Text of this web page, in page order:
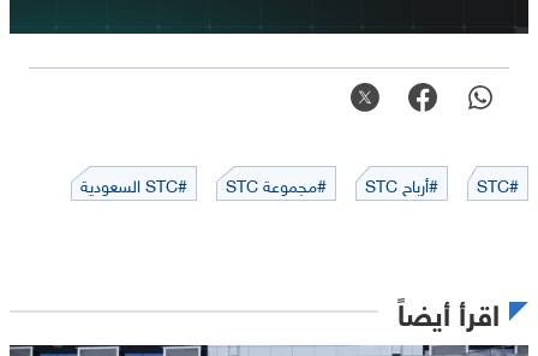
#STC #أرباح STC #مجموعة STC #STC السعودية
اقرأ أيضاً